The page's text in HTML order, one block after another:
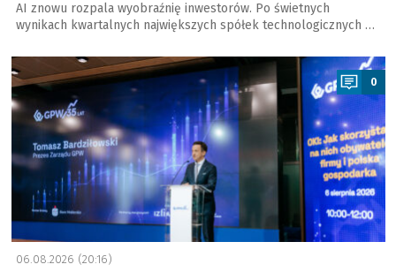
AI znowu rozpala wyobraźnię inwestorów. Po świetnych
wynikach kwartalnych największych spółek technologicznych …
a
0
06.08.2026 (20:16)